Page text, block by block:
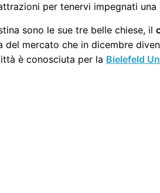
per tenervi impegnati una
sono le sue tre belle chiese, il
del mercato che in dicembre
è conosciuta per la Bielefeld